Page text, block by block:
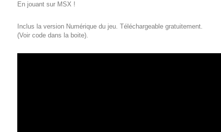
En jouant sur MSX !
Inclus la version Numérique du jeu. Téléchargeable gratuitement.
(Voir code dans la boite).